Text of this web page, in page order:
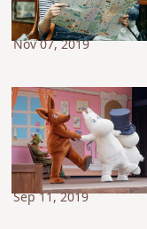
Nov 07, 2019
Sep 11, 2019